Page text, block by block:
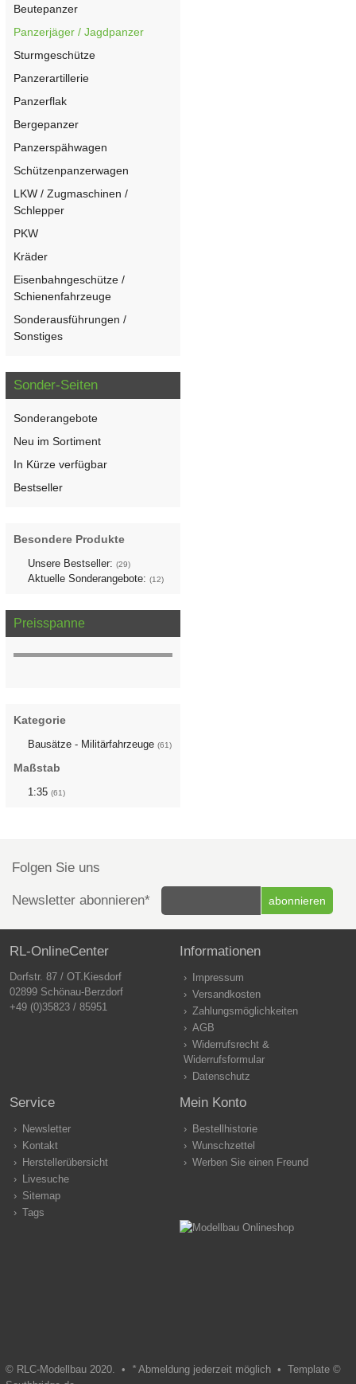
Beutepanzer
Panzerjäger / Jagdpanzer
Sturmgeschütze
Panzerartillerie
Panzerflak
Bergepanzer
Panzerspähwagen
Schützenpanzerwagen
LKW / Zugmaschinen /
Schlepper
PKW
Kräder
Eisenbahngeschütze /
Schienenfahrzeuge
Sonderausführungen /
Sonstiges
Sonder-Seiten
Sonderangebote
Neu im Sortiment
In Kürze verfügbar
Bestseller
Besondere Produkte
Unsere Bestseller: (29)
Aktuelle Sonderangebote: (12)
Preisspanne
Kategorie
Bausätze - Militärfahrzeuge (61)
Maßstab
1:35 (61)
Folgen Sie uns
Newsletter abonnieren*
RL-OnlineCenter
Dorfstr. 87 / OT.Kiesdorf
02899 Schönau-Berzdorf
+49 (0)35823 / 85951
Informationen
Impressum
Versandkosten
Zahlungsmöglichkeiten
AGB
Widerrufsrecht &
Widerrufsformular
Datenschutz
Service
Newsletter
Kontakt
Herstellerübersicht
Livesuche
Sitemap
Tags
Mein Konto
Bestellhistorie
Wunschzettel
Werben Sie einen Freund
© RLC-Modellbau 2020. • *Abmeldung jederzeit möglich • Template ©